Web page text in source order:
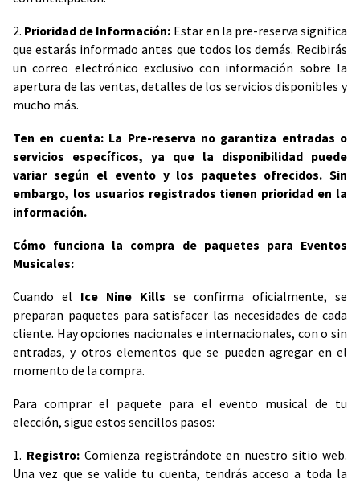
2. Prioridad de Información: Estar en la pre-reserva significa
que estarás informado antes que todos los demás. Recibirás
un correo electrónico exclusivo con información sobre la
apertura de las ventas, detalles de los servicios disponibles y
mucho más.
Ten en cuenta: La Pre-reserva no garantiza entradas o
servicios específicos, ya que la disponibilidad puede
variar según el evento y los paquetes ofrecidos. Sin
embargo, los usuarios registrados tienen prioridad en la
información.
Cómo funciona la compra de paquetes para Eventos
Musicales:
Cuando el Ice Nine Kills se confirma oficialmente, se
preparan paquetes para satisfacer las necesidades de cada
cliente. Hay opciones nacionales e internacionales, con o sin
entradas, y otros elementos que se pueden agregar en el
momento de la compra.
Para comprar el paquete para el evento musical de tu
elección, sigue estos sencillos pasos:
1. Registro:Comienza registrándote en nuestro sitio web.
Una vez que se valide tu cuenta, tendrás acceso a toda la